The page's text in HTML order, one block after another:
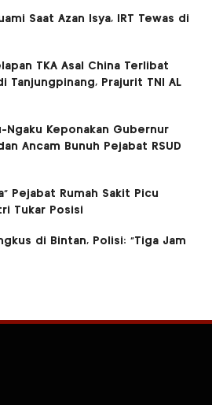
Saat Azan Isya, IRT Tewas di
TKA Asal China Terlibat
Tanjungpinang, Prajurit TNI AL
Ngaku Keponakan Gubernur
Ancam Bunuh Pejabat RSUD
Pejabat Rumah Sakit Picu
Tukar Posisi
di Bintan, Polisi: “Tiga Jam